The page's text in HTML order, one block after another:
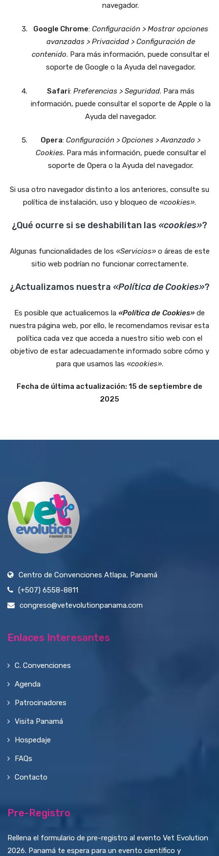
navegador.
Google Chrome: Configuración > Mostrar opciones
avanzadas > Privacidad > Configuración de
contenido. Para más información, puede consultar el
soporte de Google o la Ayuda del navegador.
Safari: Preferencias > Seguridad. Para más
información, puede consultar el soporte de Apple o la
Ayuda del navegador.
Opera: Configuración > Opciones > Avanzado >
Cookies. Para más información, puede consultar el
soporte de Opera o la Ayuda del navegador.
Si usa otro navegador distinto a los anteriores, consulte su
política de instalación, uso y bloqueo de «cookies».
¿Qué ocurre si se deshabilitan las «cookies»?
Algunas funcionalidades de los «Servicios»o áreas de este
sitio web podrían no funcionar correctamente.
¿Actualizamos nuestra «Política de Cookies»?
Es posible que actualicemos la «Política de Cookies» de
nuestra página web, por ello, le recomendamos revisar esta
política cada vez que acceda a nuestro sitio web con el
objetivo de estar adecuadamente informado sobre cómo y
para que usamos las «cookies».
Fecha de última actualización: 15 de septiembre de
2025
Centro de Convenciones Atlapa, Panamá
(+507) 6558-8811
congreso@vetevolutionpanama.com
Enlaces Interesantes
C. Convenciones
Agenda
Patrocinadores
Visita Panamá
Hospedaje
FAQs
Contacto
Pre-Registro
Rellena el formulario de pre-registro al evento Vet Evolution
2026. Panamá te espera para un evento científico y